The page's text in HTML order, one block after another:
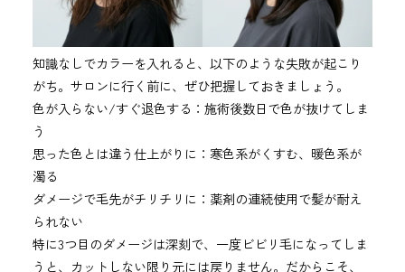
知識なしでカラーを入れると、以下のような失敗が起こり
がち。サロンに行く前に、ぜひ把握しておきましょう。
色が入らない/すぐ退色する：施術後数日で色が抜けてしま
う
思った色とは違う仕上がりに：寒色系がくすむ、暖色系が
濁る
ダメージで毛先がチリチリに：薬剤の連続使用で髪が耐え
られない
特に3つ目のダメージは深刻で、一度ビビリ毛になってしま
うと、カットしない限り元には戻りません。だからこそ、